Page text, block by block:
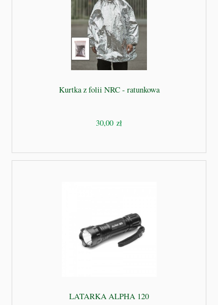
Kurtka z folii NRC - ratunkowa
30,00 zł
LATARKA ALPHA 120